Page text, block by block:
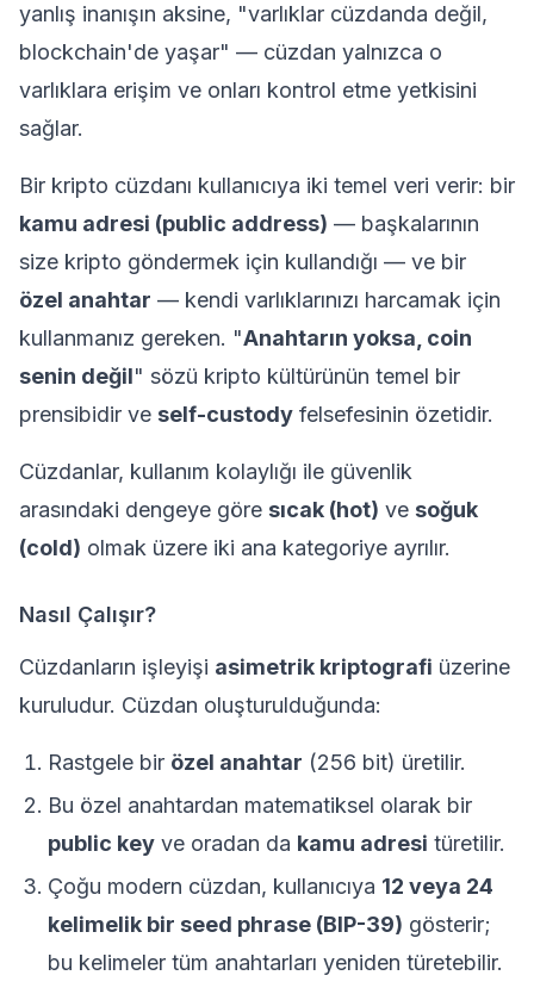
yanlış inanışın aksine, "varlıklar cüzdanda değil,
blockchain'de yaşar" — cüzdan yalnızca o
varlıklara erişim ve onları kontrol etme yetkisini
sağlar.
Bir kripto cüzdanı kullanıcıya iki temel veri verir: bir
kamu adresi (public address) — başkalarının
size kripto göndermek için kullandığı — ve bir
özel anahtar — kendi varlıklarınızı harcamak için
kullanmanız gereken. "Anahtarın yoksa, coin
senin değil" sözü kripto kültürünün temel bir
prensibidir ve self-custody felsefesinin özetidir.
Cüzdanlar, kullanım kolaylığı ile güvenlik
arasındaki dengeye göre sıcak (hot) ve soğuk
(cold) olmak üzere iki ana kategoriye ayrılır.
Nasıl Çalışır?
Cüzdanların işleyişi asimetrik kriptografi üzerine
kuruludur. Cüzdan oluşturulduğunda:
Rastgele bir özel anahtar (256 bit) üretilir.
Bu özel anahtardan matematiksel olarak bir
public key ve oradan da kamu adresi türetilir.
Çoğu modern cüzdan, kullanıcıya 12 veya 24
kelimelik bir seed phrase (BIP-39) gösterir;
bu kelimeler tüm anahtarları yeniden türetebilir.